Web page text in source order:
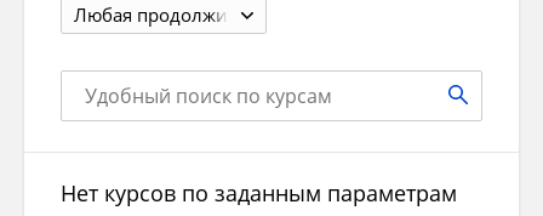
Любая продолжит.
Нет курсов по заданным параметрам